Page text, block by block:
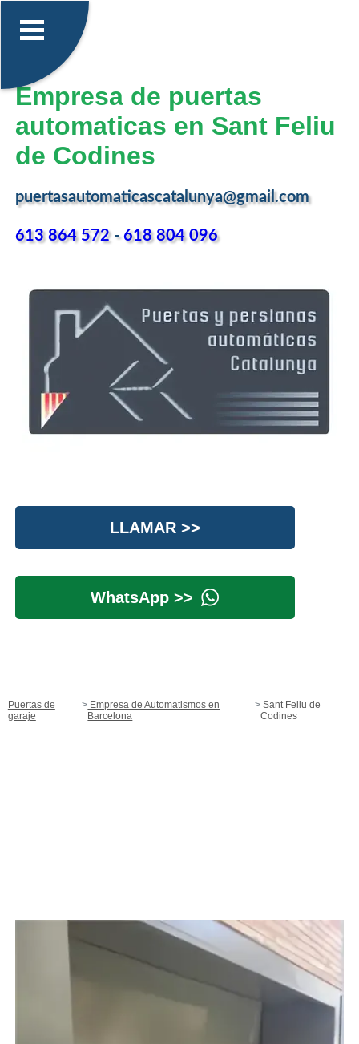
Empresa de puertas
automaticas en Sant Feliu
de Codines
puertasautomaticascatalunya@gmail.com
613 864 572-618 804 096
LLAMAR >>
WhatsApp >>
Puertas de
garaje
Empresa de Automatismos en
Barcelona
Sant Feliu de
Codines